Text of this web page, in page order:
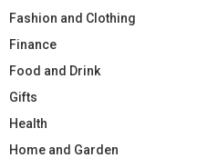
Fashion and Clothing
Finance
Food and Drink
Gifts
Health
Home and Garden